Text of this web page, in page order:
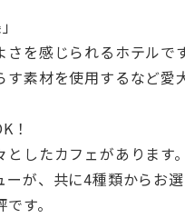
を感じられるホテルです
素材を使用するなど愛
！
したカフェがあります。
が、共に4種類からお
す。